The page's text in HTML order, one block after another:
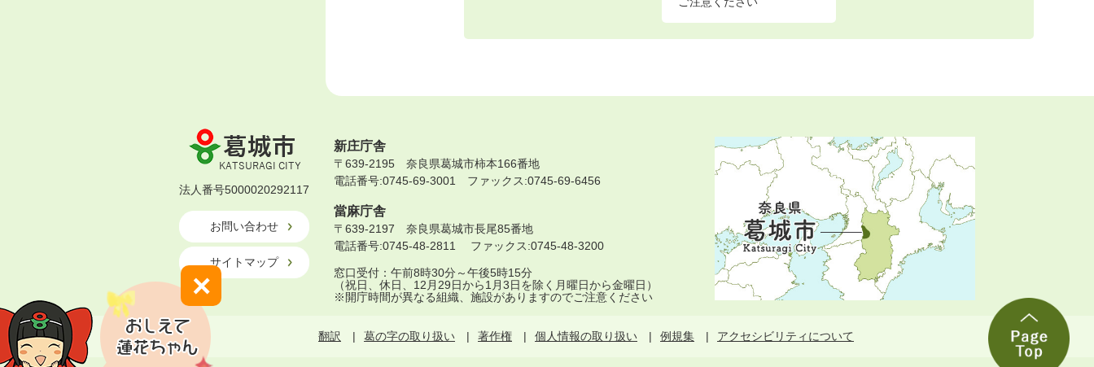
葛
城
市
KATSURAGI
CITY
法人番号5000020292117
お問い合わせ
サイトマップ
新庄庁舎
〒639-2195 奈良県葛城市柿本166番地
電話番号:0745-69-3001 ファックス:0745-69-6456
當麻庁舎
〒639-2197 奈良県葛城市長尾85番地
電話番号:0745-48-2811 ファックス:0745-48-3200
窓口受付：午前8時30分～午後5時15分
（祝日、休日、12月29日から1月3日を除く月曜日から金曜日）
※開庁時間が異なる組織、施設がありますのでご注意ください
翻訳 葛の字の取り扱い 著作権 個人情報の取り扱い 例規集 アクセシビリティについて
×